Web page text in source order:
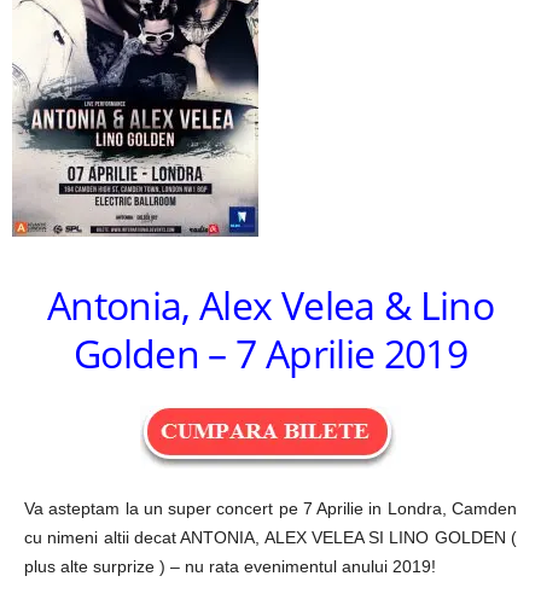
Antonia, Alex Velea & Lino
Golden – 7 Aprilie 2019
Va asteptam la un super concert pe 7 Aprilie in Londra, Camden
cu nimeni altii decat ANTONIA, ALEX VELEA SI LINO GOLDEN (
plus alte surprize ) – nu rata evenimentul anului 2019!